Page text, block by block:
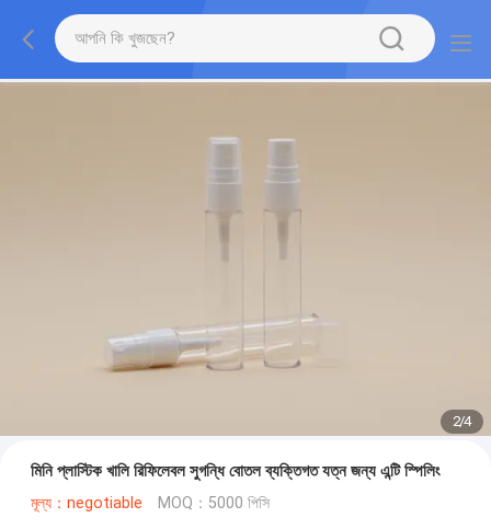
2/4
মিনি প্লাস্টিক খালি রিফিলেবল সুগন্ধি বোতল ব্যক্তিগত যত্ন জন্য এন্টি স্পিলিং
মূল্য：negotiable MOQ：5000 পিসি